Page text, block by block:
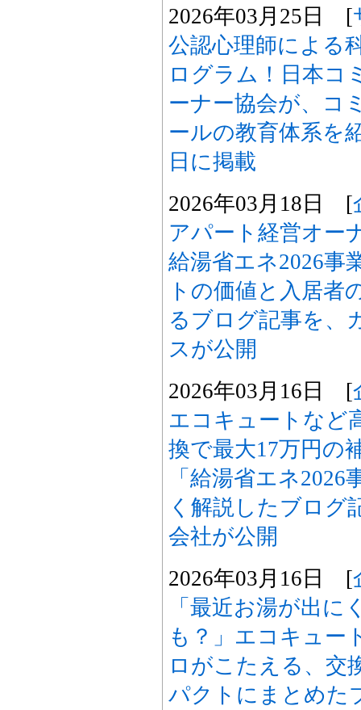
2026年03月25日 [
公認心理師による
ログラム！日本コ
ーナー協会が、コ
ールの教育体系を
日に掲載
2026年03月18日 [
アパート経営オー
給湯省エネ2026事
トの価値と入居者
るブログ記事を、
スが公開
2026年03月16日 [
エコキュートなど
換で最大17万円の
「給湯省エネ
く解説したブログ
会社が公開
2026年03月16日 [
「最近お湯が出に
も？」エコキュー
ロがこたえる、交
パクトにまとめた